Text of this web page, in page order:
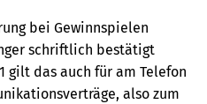
bei Gewinnspielen
schriftlich bestätigt
gilt das auch für am Telefon
also zum